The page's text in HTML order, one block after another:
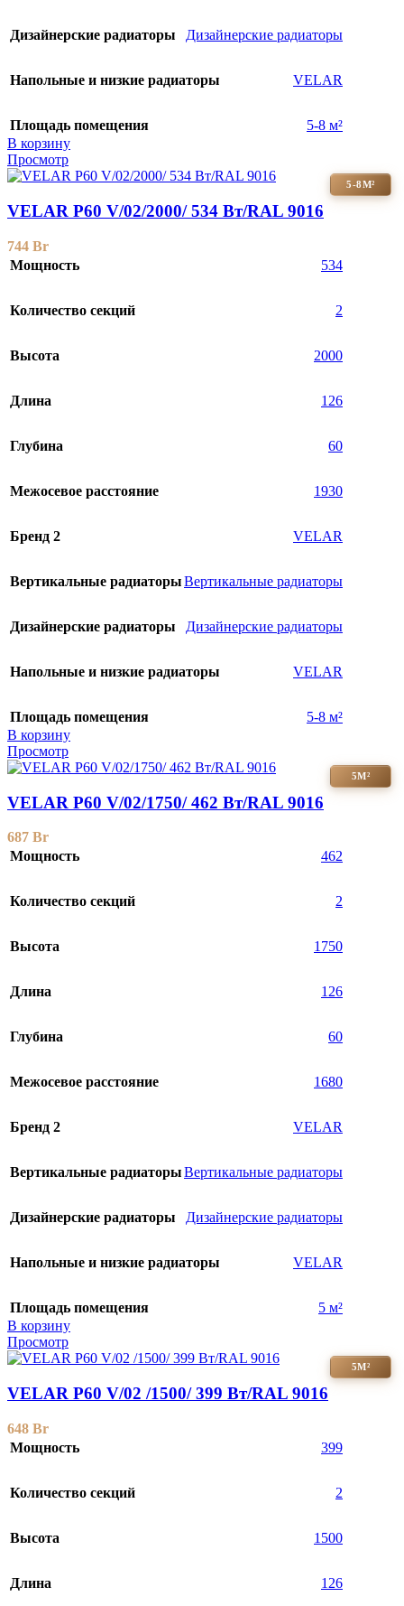
Дизайнерские радиаторы Дизайнерские радиаторы
Напольные и низкие радиаторы VELAR
Площадь помещения
5-8 м²
В корзину
Просмотр
5-8М²
VELAR P60 V/02/2000/ 534 Bт/RAL 9016
744 Br
Мощность
534
Количество секций 2
Высота 2000
Длина 126
Глубина 60
Межосевое расстояние 1930
Бренд 2 VELAR
Вертикальные радиаторыВертикальные радиаторы
Дизайнерские радиаторы Дизайнерские радиаторы
Напольные и низкие радиаторы VELAR
Площадь помещения
5-8 м²
В корзину
Просмотр
5М²
VELAR P60 V/02/1750/ 462 Bт/RAL 9016
687 Br
Мощность
462
Количество секций 2
Высота 1750
Длина 126
Глубина 60
Межосевое расстояние 1680
Бренд 2 VELAR
Вертикальные радиаторыВертикальные радиаторы
Дизайнерские радиаторы Дизайнерские радиаторы
Напольные и низкие радиаторы VELAR
Площадь помещения
5 м²
В корзину
Просмотр
5М²
VELAR P60 V/02 /1500/ 399 Bт/RAL 9016
648 Br
Мощность
399
Количество секций 2
Высота 1500
Длина 126